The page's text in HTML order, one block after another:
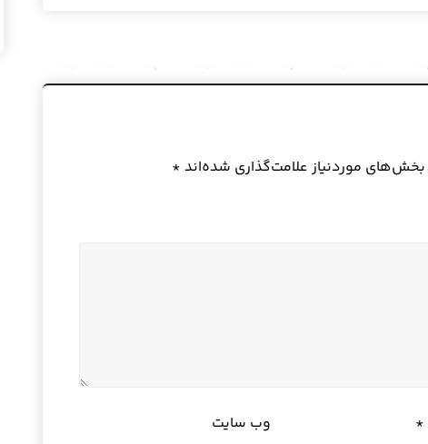
بخش‌های موردنیاز علامت‌گذاری شده‌اند *
* وب‌ سایت